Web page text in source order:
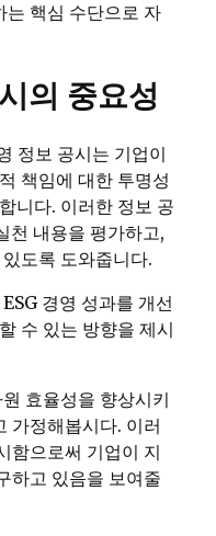
는 핵심 수단으로 자
의 중요성
정보 공시는 기업이
책임에 대한 투명성
니다. 이러한 정보 공
천 내용을 평가하고,
도록 도와줍니다.
경영 성과를 개선
수 있는 방향을 제시
효율성을 향상시키
가정해봅시다. 이러
함으로써 기업이 지
하고 있음을 보여줄